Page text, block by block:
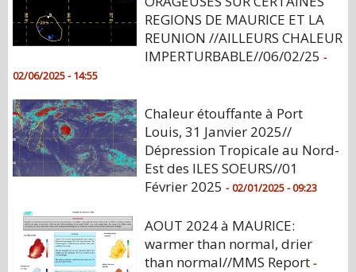
REGIONS DE MAURICE ET LA
REUNION //AILLEURS CHALEUR
IMPERTURBABLE//06/02/25 -
02/06/2025 - 14:55
Chaleur étouffante à Port
Louis, 31 Janvier 2025//
Dépression Tropicale au Nord-
Est des ILES SOEURS//01
Février 2025 - 02/01/2025 - 09:23
AOUT 2024 à MAURICE:
warmer than normal, drier
than normal//MMS Report -